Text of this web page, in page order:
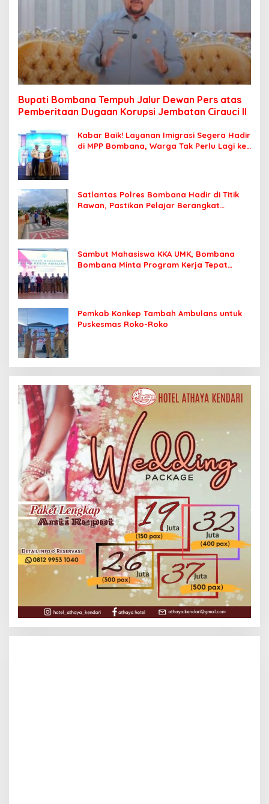
Bupati Bombana Tempuh Jalur Dewan Pers atas
Pemberitaan Dugaan Korupsi Jembatan Cirauci II
Kabar Baik! Layanan Imigrasi Segera Hadir
di MPP Bombana, Warga Tak Perlu Lagi ke
Satlantas Polres Bombana Hadir di Titik
Rawan, Pastikan Pelajar Berangkat
Sambut Mahasiswa KKA UMK, Bombana
Bombana Minta Program Kerja Tepat
Pemkab Konkep Tambah Ambulans untuk
Puskesmas Roko-Roko